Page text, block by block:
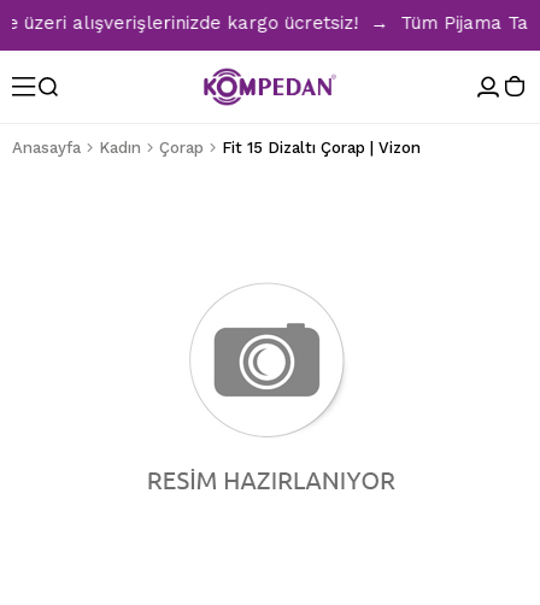
üzeri alışverişlerinizde kargo ücretsiz! → Tüm Pijama
Anasayfa Kadın Çorap Fit 15 Dizaltı Çorap | Vizon